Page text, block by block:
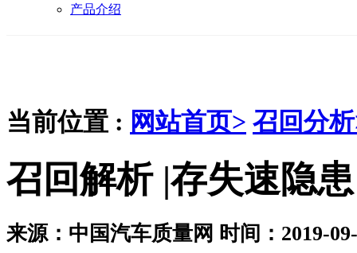
产品介绍
当前位置 : 网站首页> 召回分
召回解析 |存失速隐
来源：中国汽车质量网 时间：2019-